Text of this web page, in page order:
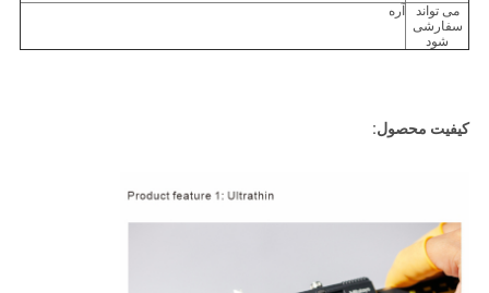
می تواند
سفارشی
شود
آره
کیفیت محصول: